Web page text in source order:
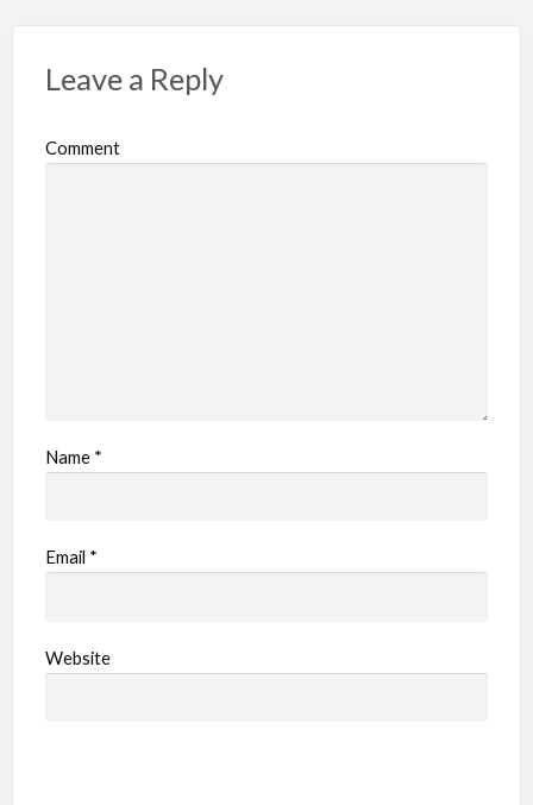
Leave a Reply
Comment
Name *
Email *
Website